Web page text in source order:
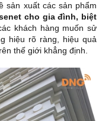
sản xuất các sản phẩm
cho gia đình, biệt
khách hàng muốn sử
hiệu rõ ràng, hiệu quả
thế giới khẳng định.